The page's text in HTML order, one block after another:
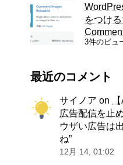
をつけ
3件のビュ
最近のコメント
サイノア on
広告配信を止
ウザい広告は
ね”
12月 14, 01:02